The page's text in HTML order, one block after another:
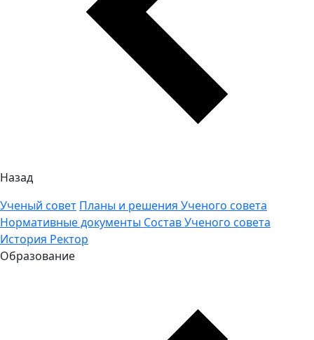
Назад
Ученый совет Планы и решения Ученого совета
Нормативные документы Состав Ученого совета
История Ректор
Образование